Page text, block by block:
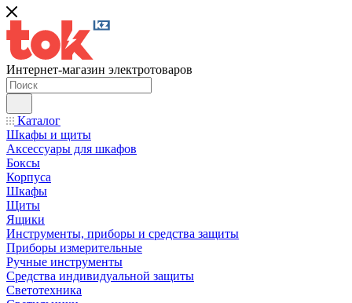
Интернет-магазин электротоваров
Каталог
Шкафы и щиты
Аксессуары для шкафов
Боксы
Корпуса
Шкафы
Щиты
Ящики
Инструменты, приборы и средства защиты
Приборы измерительные
Ручные инструменты
Средства индивидуальной защиты
Светотехника